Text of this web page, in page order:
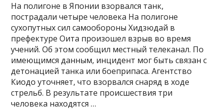
На полигоне в Японии взорвался танк,
пострадали четыре человека На полигоне
сухопутных сил самообороны Хидзюдай в
префектуре Оита произошел взрыв во время
учений. Об этом сообщил местный телеканал. По
имеющимся данным, инцидент мог быть связан с
детонацией танка или боеприпаса. Агентство
Киодо уточняет, что взорвался снаряд в ходе
стрельб. В результате происшествия три
человека находятся …